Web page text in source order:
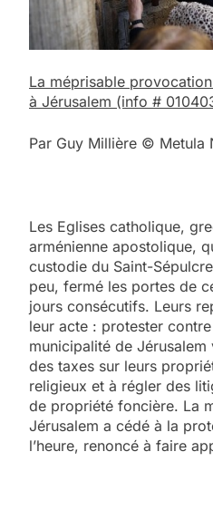
La méprisable
à Jérusalem (info #
Par Guy Millière © Metula
Les Eglises catholique,
arménienne apostolique,
custodie du Saint-
peu, fermé les portes de
jours consécutifs. Leurs
leur acte : protester
municipalité de
des taxes sur leurs
religieux et à régler des
de propriété foncière. La
Jérusalem a cédé à la
l’heure, renoncé à faire